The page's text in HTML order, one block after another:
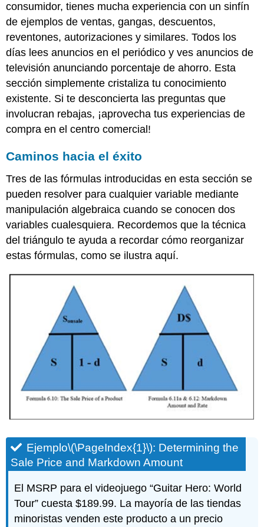
consumidor, tienes mucha experiencia con un sinfín
de ejemplos de ventas, gangas, descuentos,
reventones, autorizaciones y similares. Todos los
días lees anuncios en el periódico y ves anuncios de
televisión anunciando porcentaje de ahorro. Esta
sección simplemente cristaliza tu conocimiento
existente. Si te desconcierta las preguntas que
involucran rebajas, ¡aprovecha tus experiencias de
compra en el centro comercial!
Caminos hacia el éxito
Tres de las fórmulas introducidas en esta sección se
pueden resolver para cualquier variable mediante
manipulación algebraica cuando se conocen dos
variables cualesquiera. Recordemos que la técnica
del triángulo te ayuda a recordar cómo reorganizar
estas fórmulas, como se ilustra aquí.
Ejemplo\(\PageIndex{1}\): Determining the
Sale Price and Markdown Amount
El MSRP para el videojuego “Guitar Hero: World
Tour” cuesta $189.99. La mayoría de las tiendas
minoristas venden este producto a un precio